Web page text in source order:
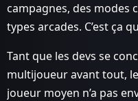
campagnes, des modes
types arcades. C’est ça
Tant que les devs se
multijoueur avant tout,
joueur moyen n’a pas